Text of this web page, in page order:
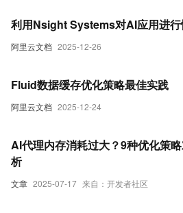
阿里云文档 2025-12-26
利用Nsight Systems对AI应用进
阿里云文档 2025-12-24
Fluid数据缓存优化策略最佳实践
文章 2025-07-17 来自：开发者社区
AI代理内存消耗过大？9种优化策
析